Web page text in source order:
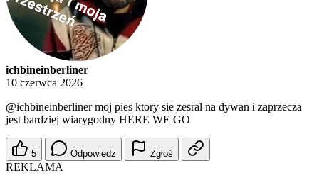
ichbineinberliner
10 czerwca 2026
@ichbineinberlinermoj pies ktory sie zesral na dywan i zaprzecza
jest bardziej wiarygodny HERE WE GO
5 Odpowiedz Zgłoś
REKLAMA